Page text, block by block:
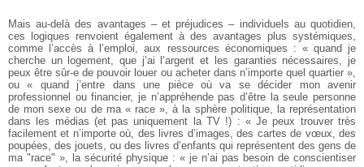
Mais au-delà des avantages – et préjudices – individuels au quotidien,
ces logiques renvoient également à des avantages plus systémiques,
comme l’accès à l’emploi, aux ressources économiques : « quand je
cherche un logement, que j’ai l’argent et les garanties nécessaires, je
peux être sûr-e de pouvoir louer ou acheter dans n’importe quel quartier »,
ou « quand j’entre dans une pièce où va se décider mon avenir
professionnel ou financier, je n’appréhende pas d’être la seule personne
de mon sexe ou de ma « race », à la sphère politique, la représentation
dans les médias (et pas uniquement la TV !) : « Je peux trouver très
facilement et n’importe où, des livres d’images, des cartes de vœux, des
poupées, des jouets, ou des livres d’enfants qui représentent des gens de
ma "race" », la sécurité physique : « je n’ai pas besoin de conscientiser